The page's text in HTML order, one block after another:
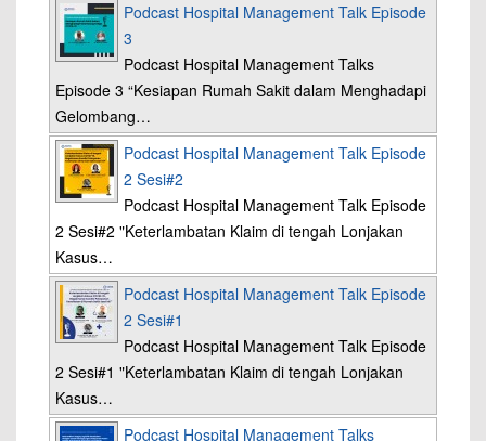
Podcast Hospital Management Talk Episode
3
Podcast Hospital Management Talks
Episode 3 “Kesiapan Rumah Sakit dalam Menghadapi
Gelombang…
Podcast Hospital Management Talk Episode
2 Sesi#2
Podcast Hospital Management Talk Episode
2 Sesi#2 "Keterlambatan Klaim di tengah Lonjakan
Kasus…
Podcast Hospital Management Talk Episode
2 Sesi#1
Podcast Hospital Management Talk Episode
2 Sesi#1 "Keterlambatan Klaim di tengah Lonjakan
Kasus…
Podcast Hospital Management Talks